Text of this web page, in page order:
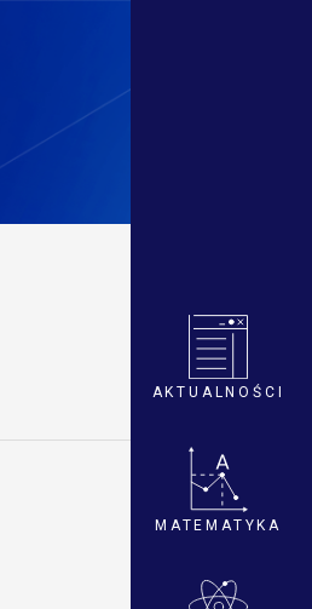
AKTUALNOŚCI
MATEMATYKA